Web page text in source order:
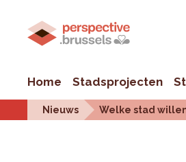
Home Stadsprojecten
Nieuws Welke stad